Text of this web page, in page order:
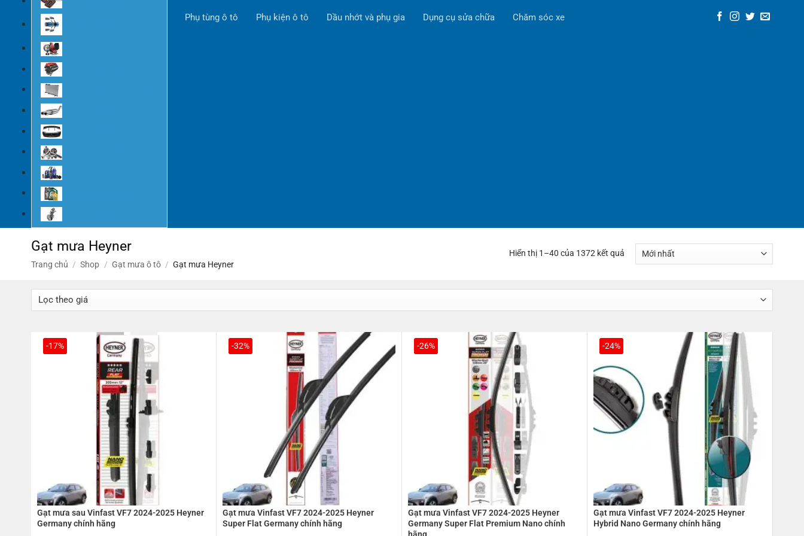
Phụ tùng ô tô Phụ kiện ô tô Dầu nhớt và phụ gia Dụng cụ sửa chữa Chăm sóc xe
Gạt mưa Heyner
Trang chủ / Shop / Gạt mưa ô tô / Gạt mưa Heyner
Hiển thị 1–40 của 1372 kết quả
-17%
Gạt mưa sau Vinfast VF7 2024-2025 Heyner
Germany chính hãng
-32%
Gạt mưa Vinfast VF7 2024-2025 Heyner
Super Flat Germany chính hãng
-26%
Gạt mưa Vinfast VF7 2024-2025 Heyner
Germany Super Flat Premium Nano chính
hãng
-24%
Gạt mưa Vinfast VF7 2024-2025 Heyner
Hybrid Nano Germany chính hãng